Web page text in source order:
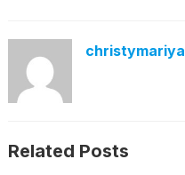
christymariya
Related Posts